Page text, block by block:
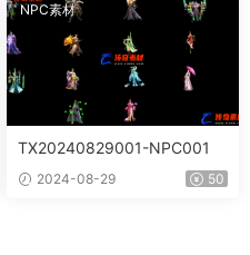
NPC素材
TX20240829001-NPC001
2024-08-29 50